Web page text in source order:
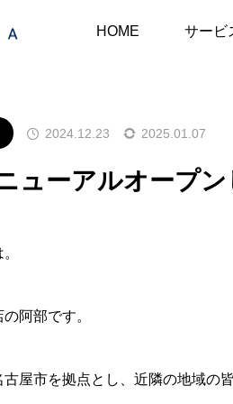
HOME サービ
らせ お知らせ HPリニューア
2024.12.23 2025.01.07
ューアルオープン
阿部です。
古屋市を拠点とし、近隣の地域の